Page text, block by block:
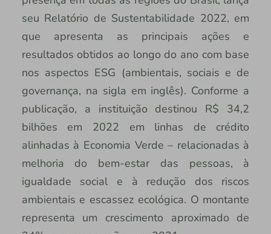
seu Relatório de Sustentabilidade 2022, em
que apresenta as principais ações e
resultados obtidos ao longo do ano com base
nos aspectos ESG (ambientais, sociais e de
governança, na sigla em inglês). Conforme a
publicação, a instituição destinou R$ 34,2
bilhões em 2022 em linhas de crédito
alinhadas à Economia Verde – relacionadas à
melhoria do bem-estar das pessoas, à
igualdade social e à redução dos riscos
ambientais e escassez ecológica. O montante
representa um crescimento aproximado de